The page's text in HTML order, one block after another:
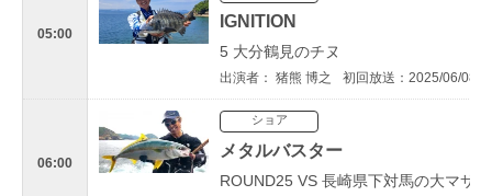
05:00
IGNITION
5 大分鶴見のチヌ
出演者： 猪熊 博之 初回放送：2025/06/08
06:00
ショア
メタルバスター
ROUND25 VS 長崎県下対馬の大マサ